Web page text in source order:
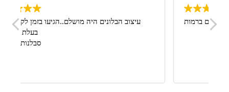
מןשלםםםם ברמות